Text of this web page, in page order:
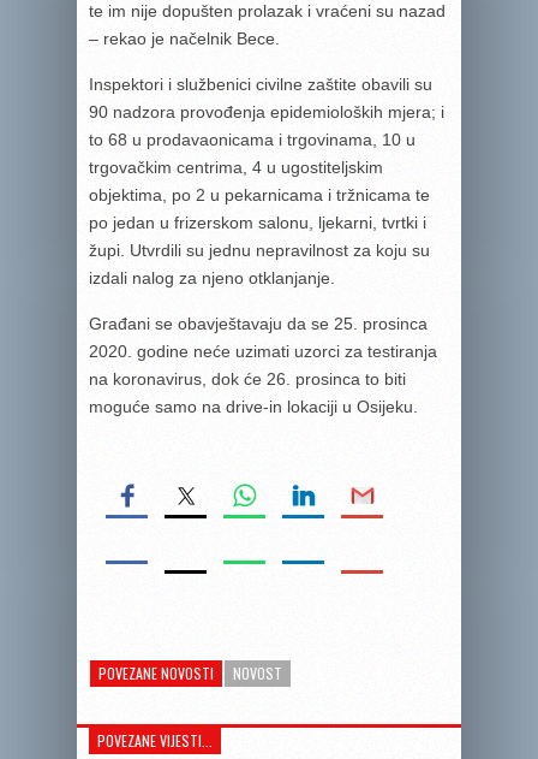
te im nije dopušten prolazak i vraćeni su nazad
– rekao je načelnik Bece.
Inspektori i službenici civilne zaštite obavili su
90 nadzora provođenja epidemioloških mjera; i
to 68 u prodavaonicama i trgovinama, 10 u
trgovačkim centrima, 4 u ugostiteljskim
objektima, po 2 u pekarnicama i tržnicama te
po jedan u frizerskom salonu, ljekarni, tvrtki i
župi. Utvrdili su jednu nepravilnost za koju su
izdali nalog za njeno otklanjanje.
Građani se obavještavaju da se 25. prosinca
2020. godine neće uzimati uzorci za testiranja
na koronavirus, dok će 26. prosinca to biti
moguće samo na drive-in lokaciji u Osijeku.
POVEZANE NOVOSTI NOVOST
POVEZANE VIJESTI...